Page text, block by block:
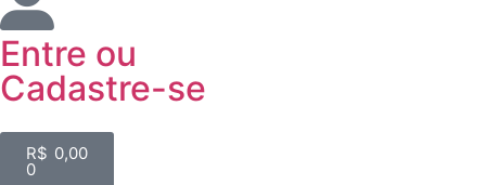
Entre ou
Cadastre-se
R$ 0,00
0